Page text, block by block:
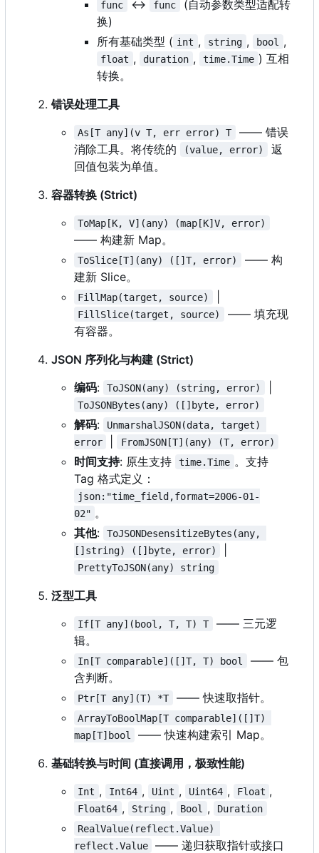
func <-> func
(自动参数类型适配转
换)
所有基础类型 ( int , string , bool ,
float , duration , time.Time ) 互相
转换。
错误处理工具
As[T any](v T, err error) T
—— 错误
消除工具。将传统的
(value, error)
返
回值包装为单值。
容器转换 (Strict)
ToMap[K, V](any) (map[K]V, error)
—— 构建新 Map。
ToSlice[T](any) ([]T, error)
—— 构
建新 Slice。
FillMap(target, source)
FillSlice(target, source)
—— 填充现
有容器。
JSON 序列化与构建 (Strict)
编码: ToJSON(any) (string, error)
ToJSONBytes(any) ([]byte, error)
解码:
UnmarshalJSON(data, target)
error
FromJSON[T](any) (T, error)
时间支持: 原生支持 time.Time 。支持
Tag 格式定义：
json:"time_field,format=2006-01-
02" 。
其他:
ToJSONDesensitizeBytes(any,
[]string) ([]byte, error)
PrettyToJSON(any) string
泛型工具
If[T any](bool, T, T) T
—— 三元逻
辑。
In[T comparable]([]T, T) bool
—— 包
含判断。
Ptr[T any](T) *T —— 快速取指针。
ArrayToBoolMap[T comparable]([]T)
map[T]bool
—— 快速构建索引 Map。
基础转换与时间 (直接调用，极致性能)
Int , Int64 , Uint , Uint64 , Float ,
Float64 , String , Bool ,
Duration
RealValue(reflect.Value)
reflect.Value
—— 递归获取指针或接口